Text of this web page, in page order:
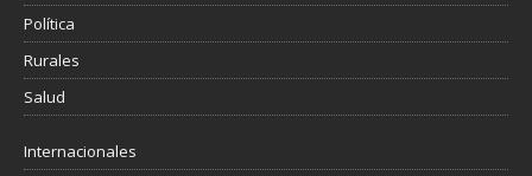
Política
Rurales
Salud
Internacionales